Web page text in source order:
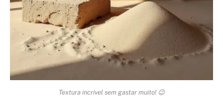
Textura incrível sem gastar muito! 😉